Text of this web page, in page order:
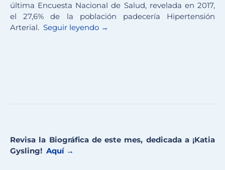
última Encuesta Nacional de Salud, revelada en 2017,
el 27,6% de la población padecería Hipertensión
Arterial. Seguir leyendo →
Revisa la Biográfica de este mes, dedicada a ¡Katia
Gysling! Aquí →